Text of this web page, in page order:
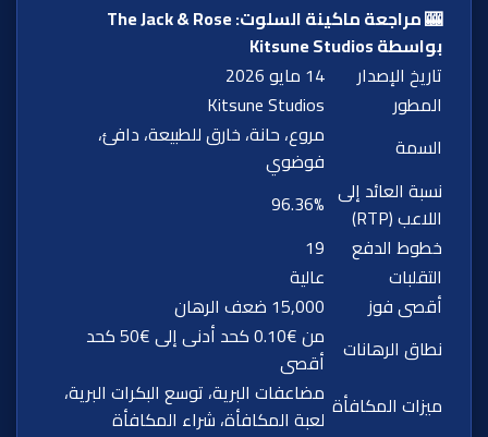
🎰 مراجعة ماكينة السلوت: The Jack & Rose
بواسطة Kitsune Studios
تاريخ الإصدار
14 مايو 2026
المطور
Kitsune Studios
السمة
مروع، حانة، خارق للطبيعة، دافئ،
فوضوي
نسبة العائد إلى
اللاعب (RTP)
96.36%
خطوط الدفع
19
التقلبات
عالية
أقصى فوز
15,000 ضعف الرهان
نطاق الرهانات
من €0.10 كحد أدنى إلى €50 كحد
أقصى
ميزات المكافأة مضاعفات البرية، توسع البكرات البرية،
لعبة المكافأة، شراء المكافأة